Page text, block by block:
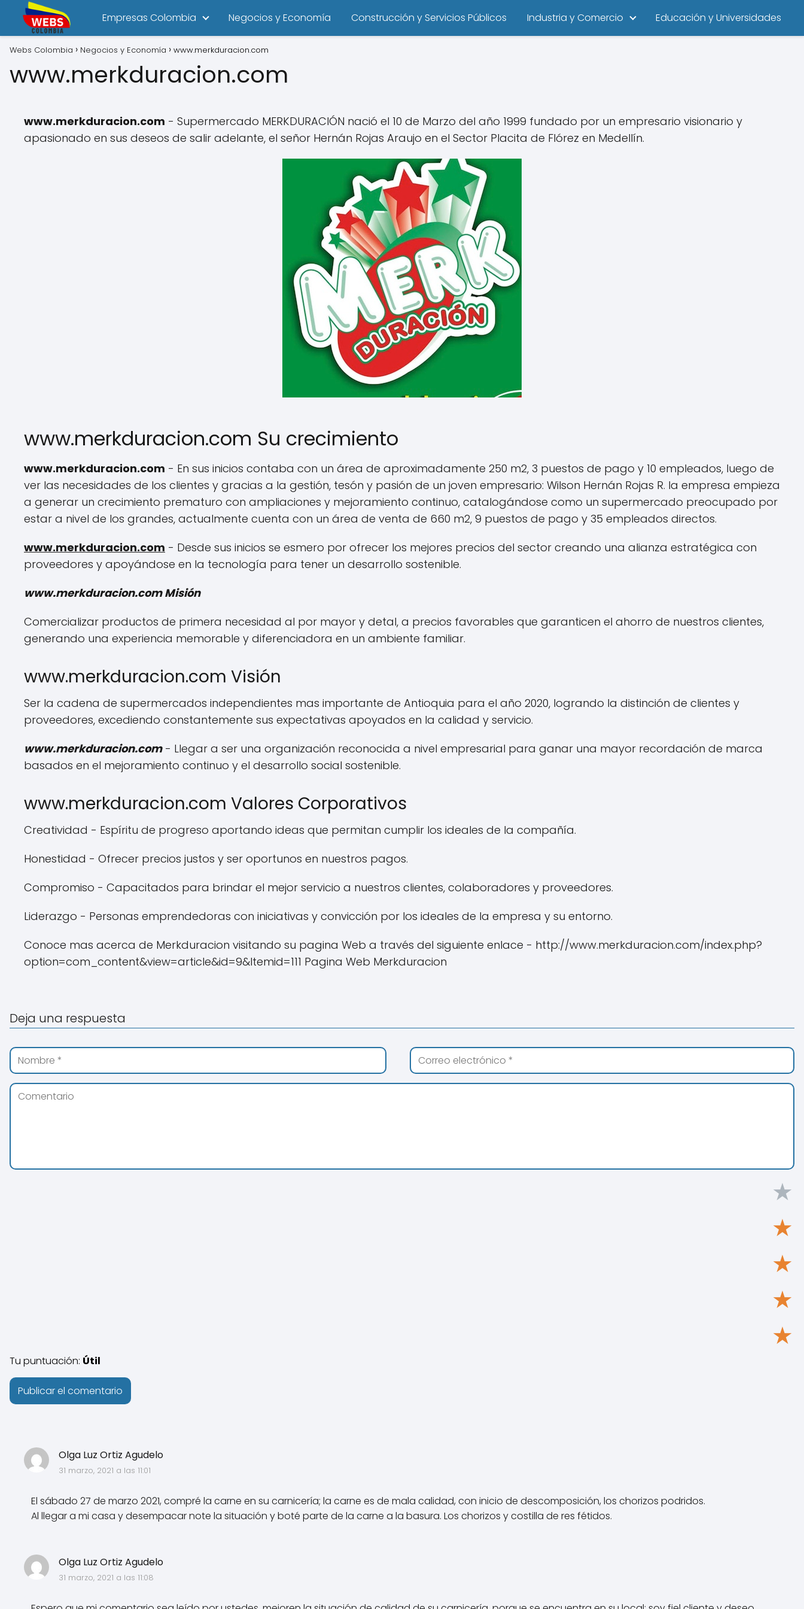
Empresas Colombia Negocios y Economía Construcción y Servicios Públicos Industria y Comercio Educación y Universidades
Webs Colombia Negocios y Economía www.merkduracion.com
www.merkduracion.com
www.merkduracion.com - Supermercado MERKDURACIÓN nació el 10 de Marzo del año 1999 fundado por un empresario visionario y
apasionado en sus deseos de salir adelante, el señor Hernán Rojas Araujo en el Sector Placita de Flórez en Medellín.
www.merkduracion.com Su crecimiento
www.merkduracion.com - En sus inicios contaba con un área de aproximadamente 250 m2, 3 puestos de pago y 10 empleados, luego de
ver las necesidades de los clientes y gracias a la gestión, tesón y pasión de un joven empresario: Wilson Hernán Rojas R. la empresa empieza
a generar un crecimiento prematuro con ampliaciones y mejoramiento continuo, catalogándose como un supermercado preocupado por
estar a nivel de los grandes, actualmente cuenta con un área de venta de 660 m2, 9 puestos de pago y 35 empleados directos.
www.merkduracion.com - Desde sus inicios se esmero por ofrecer los mejores precios del sector creando una alianza estratégica con
proveedores y apoyándose en la tecnología para tener un desarrollo sostenible.
www.merkduracion.com Misión
Comercializar productos de primera necesidad al por mayor y detal, a precios favorables que garanticen el ahorro de nuestros clientes,
generando una experiencia memorable y diferenciadora en un ambiente familiar.
www.merkduracion.com Visión
Ser la cadena de supermercados independientes mas importante de Antioquia para el año 2020, logrando la distinción de clientes y
proveedores, excediendo constantemente sus expectativas apoyados en la calidad y servicio.
www.merkduracion.com- Llegar a ser una organización reconocida a nivel empresarial para ganar una mayor recordación de marca
basados en el mejoramiento continuo y el desarrollo social sostenible.
www.merkduracion.com Valores Corporativos
Creatividad - Espíritu de progreso aportando ideas que permitan cumplir los ideales de la compañía.
Honestidad - Ofrecer precios justos y ser oportunos en nuestros pagos.
Compromiso - Capacitados para brindar el mejor servicio a nuestros clientes, colaboradores y proveedores.
Liderazgo - Personas emprendedoras con iniciativas y convicción por los ideales de la empresa y su entorno.
Conoce mas acerca de Merkduracion visitando su pagina Web a través del siguiente enlace - http://www.merkduracion.com/index.php?
option=com_content&view=article&id=9&Itemid=111 Pagina Web Merkduracion
Olga Luz Ortiz Agudelo
31 marzo, 2021 a las 11:01
El sábado 27 de marzo 2021, compré la carne en su carnicería; la carne es de mala calidad, con inicio de descomposición, los chorizos podridos.
Al llegar a mi casa y desempacar note la situación y boté parte de la carne a la basura. Los chorizos y costilla de res fétidos.
Olga Luz Ortiz Agudelo
31 marzo, 2021 a las 11:08
Deja una respuesta
★
★
★
★
★
Tu puntuación: Útil